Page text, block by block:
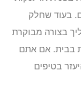
בעוד שחלק
בצורה מבוקרת
בבית. אם אתם
בטיפים